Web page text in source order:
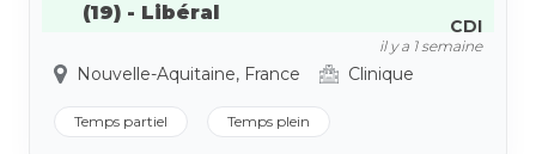
(19) - Libéral
CDI
il y a 1 semaine
Nouvelle-Aquitaine, France Clinique
Temps partiel Temps plein